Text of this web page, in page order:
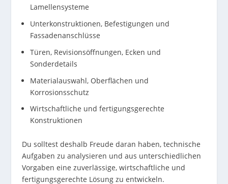
Lamellensysteme
Unterkonstruktionen, Befestigungen und
Fassadenanschlüsse
Türen, Revisionsöffnungen, Ecken und
Sonderdetails
Materialauswahl, Oberflächen und
Korrosionsschutz
Wirtschaftliche und fertigungsgerechte
Konstruktionen
Du solltest deshalb Freude daran haben, technische
Aufgaben zu analysieren und aus unterschiedlichen
Vorgaben eine zuverlässige, wirtschaftliche und
fertigungsgerechte Lösung zu entwickeln.